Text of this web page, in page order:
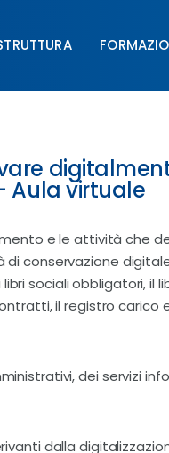
Aula virtuale
e le attività che
conservazione
sociali obbligatori, il
il registro carico e
dei servizi
dalla